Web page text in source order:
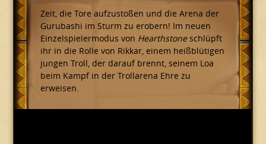
Zeit, die Tore aufzustoßen und die Arena der
Gurubashi im Sturm zu erobern! Im neuen
Einzelspielermodus von Hearthstoneschlüpft
ihr in die Rolle von Rikkar, einem heißblütigen
jungen Troll, der darauf brennt, seinem Loa
beim Kampf in der Trollarena Ehre zu
erweisen.